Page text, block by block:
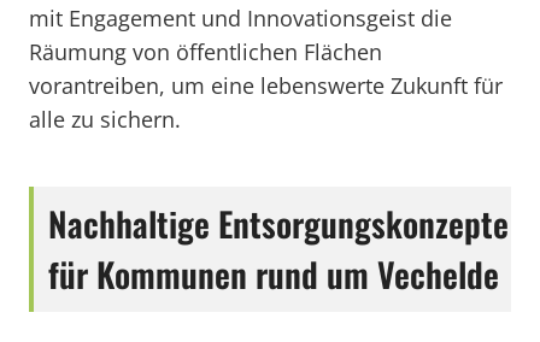
mit Engagement und Innovationsgeist die
Räumung von öffentlichen Flächen
vorantreiben, um eine lebenswerte Zukunft für
alle zu sichern.
Nachhaltige Entsorgungskonzepte
für Kommunen rund um Vechelde